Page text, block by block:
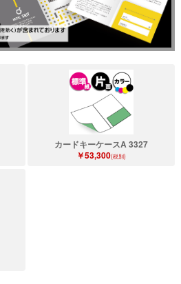
カードキーケースA 3327
￥53,300(税別)